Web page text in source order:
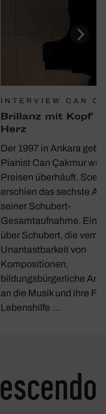
INTERVIEW CAN
Bril­lanz mit Kopf
Herz
Der 1997 in Ankara
Pianist Can Çakmur
Preisen überhäuft.
erschien das sechste
seiner Schubert-
Gesamtaufnahme. Ein
über Schubert, die
Unantastbarkeit von
Kompositionen,
bildungsbürgerliche
an die Musik und ihre
Lebenshilfe …